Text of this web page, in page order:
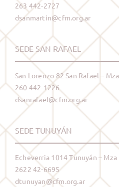
263 442-2727
dsanmartin@cfm.org.ar
SEDE SAN RAFAEL
San Lorenzo 82 San Rafael – Mza
260 442-1226
dsanrafael@cfm.org.ar
SEDE TUNUYÁN
Echeverria 1014 Tunuyán – Mza
2622 42-6695
dtunuyan@cfm.org.ar